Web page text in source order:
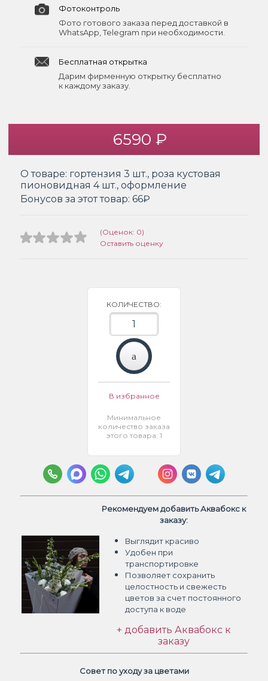
Фотоконтроль
Фото готового заказа перед доставкой в
WhatsApp, Telegram при необходимости.
Бесплатная открытка
Дарим фирменную открытку бесплатно
к каждому заказу.
6590 ₽
О товаре: гортензия 3 шт., роза кустовая
пионовидная 4 шт., оформление
Бонусов за этот товар: 66₽
(Оценок: 0)
Оставить оценку
КОЛИЧЕСТВО:
В избранное
Минимальное
количество заказа
этого товара: 1
Рекомендуем добавить Аквабокс к
заказу:
Выглядит красиво
Удобен при
транспортировке
Позволяет сохранить
целостность и свежесть
цветов за счет постоянного
доступа к воде
+ добавить Аквабокс к
заказу
Совет по уходу за цветами